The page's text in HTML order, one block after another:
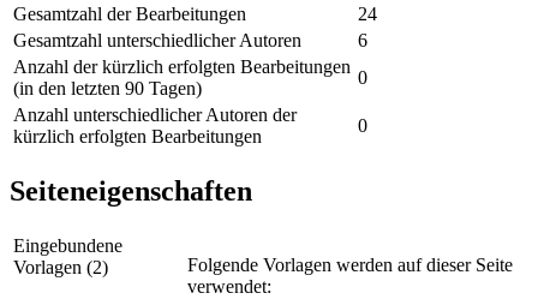
Gesamtzahl der Bearbeitungen
24
Gesamtzahl unterschiedlicher Autoren
6
Anzahl der kürzlich erfolgten Bearbeitungen
(in den letzten 90 Tagen)
0
Anzahl unterschiedlicher Autoren der
kürzlich erfolgten Bearbeitungen
0
Seiteneigenschaften
Eingebundene
Vorlagen (2)
Folgende Vorlagen werden auf dieser Seite
verwendet: